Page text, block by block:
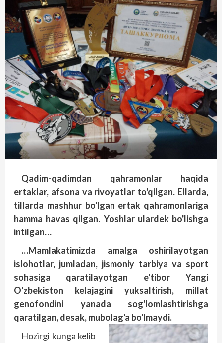
Qadim-qadimdan qahramonlar haqida
ertaklar, afsona va rivoyatlar to'qilgan. Ellarda,
tillarda mashhur bo'lgan ertak qahramonlariga
hamma havas qilgan. Yoshlar ulardek bo'lishga
intilgan…
…Mamlakatimizda amalga oshirilayotgan
islohotlar, jumladan, jismoniy tarbiya va sport
sohasiga qaratilayotgan e'tibor Yangi
O'zbekiston kelajagini yuksaltirish, millat
genofondini yanada sog'lomlashtirishga
qaratilgan, desak, mubolag'a bo'lmaydi.
Hozirgi kunga kelib